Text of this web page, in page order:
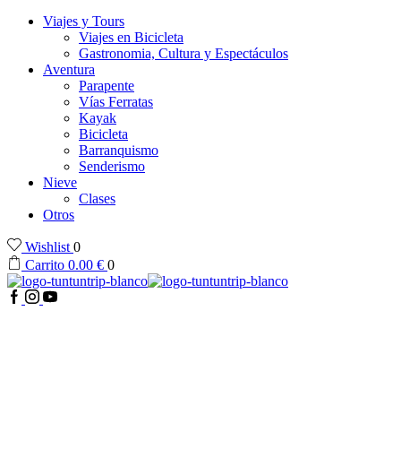
Viajes y Tours
Viajes en Bicicleta
Gastronomia, Cultura y Espectáculos
Aventura
Parapente
Vías Ferratas
Kayak
Bicicleta
Barranquismo
Senderismo
Nieve
Clases
Otros
Wishlist 0
Carrito 0.00 € 0